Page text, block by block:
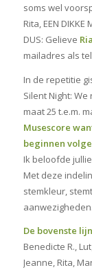
soms wel
Rita, EEN DIKKE
DUS: Gelieve Ria
mailadres als
In de repetitie
Silent Night:
maat 25 t.e.m.
Musescore
beginnen
Ik beloofde
Met deze
stemkleur,
De bovenste lijn
Benedicte R.,
Jeanne, Rita,